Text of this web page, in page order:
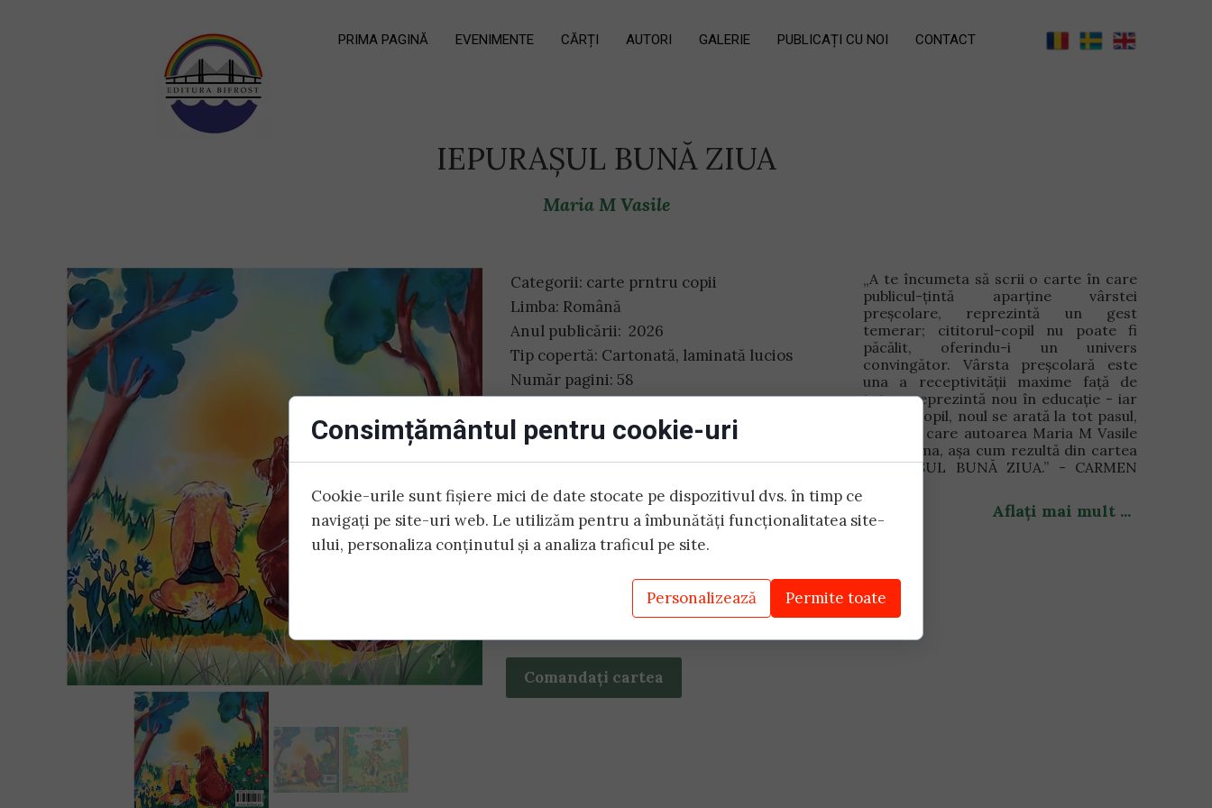
„A te încumeta să scrii o carte în care
publicul-țintă aparține vârstei
preșcolare, reprezintă un gest
temerar; cititorul-copil nu poate fi
păcălit, oferindu-i un univers
convingător. Vârsta preșcolară este
una a receptivității maxime față de
tot ce reprezintă nou în educație - iar
pentru copil, noul se arată la tot pasul,
lucru de care autoarea Maria M Vasile
ține seama, așa cum rezultă din cartea
IEPURAȘUL BUNĂ ZIUA.” - CARMEN
Comandați cartea
Aflați mai mult ...
Maria M Vasile
PRIMA PAGINĂ EVENIMENTE CĂRȚI AUTORI GALERIE PUBLICAȚI CU NOI CONTACT
IEPURAȘUL BUNĂ ZIUA
ÎN STOC
Dacă aveți întrebări vă rugăm să ne contactați:
Categorii: carte prntru copii
Limba: Română
Anul publicării: 2026
Tip copertă: Cartonată, laminată lucios
Număr pagini: 58
Dimensiuni: 20 cm x 20 cm
Consimțământul pentru cookie-uri
Cookie-urile sunt fișiere mici de date stocate pe dispozitivul dvs. în timp ce
navigați pe site-uri web. Le utilizăm pentru a îmbunătăți funcționalitatea site-
ului, personaliza conținutul și a analiza traficul pe site.
Personalizează Permite toate